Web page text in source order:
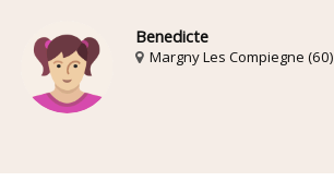
Benedicte
Margny Les Compiegne (60)